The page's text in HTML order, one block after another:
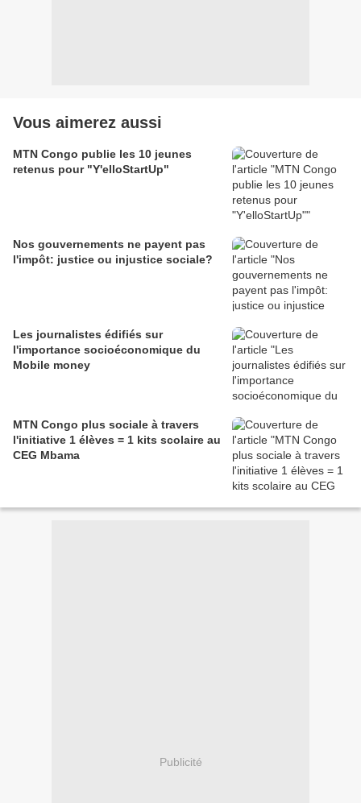
Vous aimerez aussi
MTN Congo publie les 10 jeunes
retenus pour "Y'elloStartUp"
Nos gouvernements ne payent pas
l'impôt: justice ou injustice sociale?
Les journalistes édifiés sur
l'importance socioéconomique du
Mobile money
MTN Congo plus sociale à travers
l'initiative 1 élèves = 1 kits scolaire au
CEG Mbama
Publicité